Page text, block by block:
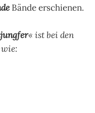
Bände erschienen.
« ist bei den